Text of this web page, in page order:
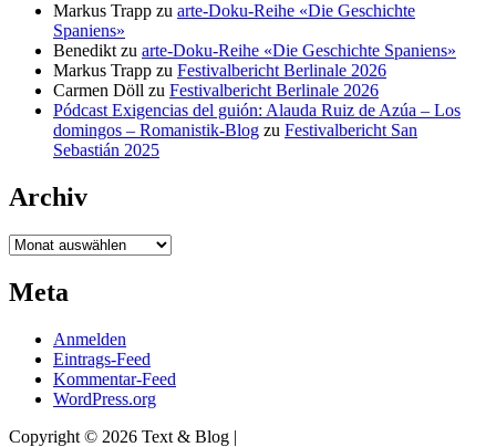
Markus Trapp zu arte-Doku-Reihe «Die Geschichte
Spaniens»
Benedikt zu arte-Doku-Reihe «Die Geschichte Spaniens»
Markus Trapp zu Festivalbericht Berlinale 2026
Carmen Döll zu Festivalbericht Berlinale 2026
Pódcast Exigencias del guión: Alauda Ruiz de Azúa – Los
domingos – Romanistik-Blog zu Festivalbericht San
Sebastián 2025
Archiv
Archiv
Meta
Anmelden
Eintrags-Feed
Kommentar-Feed
WordPress.org
Copyright © 2026 Text & Blog |